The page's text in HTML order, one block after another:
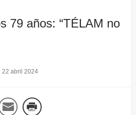
79 años: “TÉLAM no
Publicado
22 abril 2024